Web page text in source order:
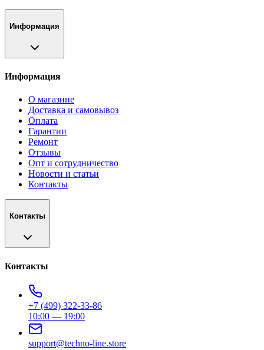
Информация
Информация
О магазине
Доставка и самовывоз
Оплата
Гарантии
Ремонт
Отзывы
Опт и сотрудничество
Новости и статьи
Контакты
Контакты
Контакты
+7 (499) 322-33-86
10:00 — 19:00
support@techno-line.store